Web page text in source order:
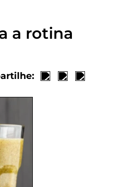
a rotina